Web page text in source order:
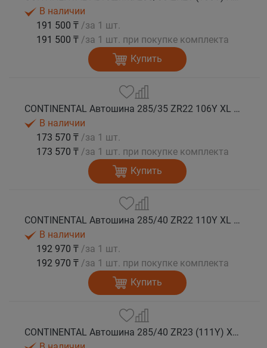
В наличии
191 500 ₸ /за 1 шт.
191 500 ₸ /за 1 шт. при покупке комплекта
Купить
CONTINENTAL Автошина 285/35 ZR22 106Y XL FR SportContact 7 лето
В наличии
173 570 ₸ /за 1 шт.
173 570 ₸ /за 1 шт. при покупке комплекта
Купить
CONTINENTAL Автошина 285/40 ZR22 110Y XL FR SportContact 7 NC0 лето
В наличии
192 970 ₸ /за 1 шт.
192 970 ₸ /за 1 шт. при покупке комплекта
Купить
CONTINENTAL Автошина 285/40 ZR23 (111Y) XL FR SportContact 7 лето